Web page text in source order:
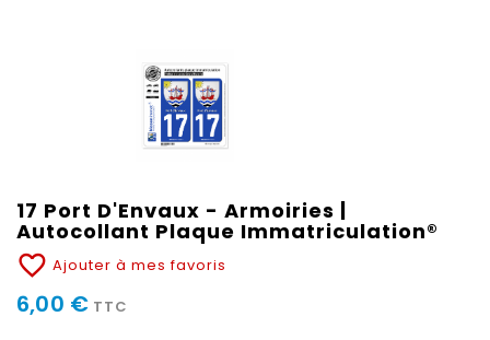
17 Port D'Envaux - Armoiries |
Autocollant Plaque Immatriculation®
favorite_border Ajouter à mes favoris
6,00 € TTC